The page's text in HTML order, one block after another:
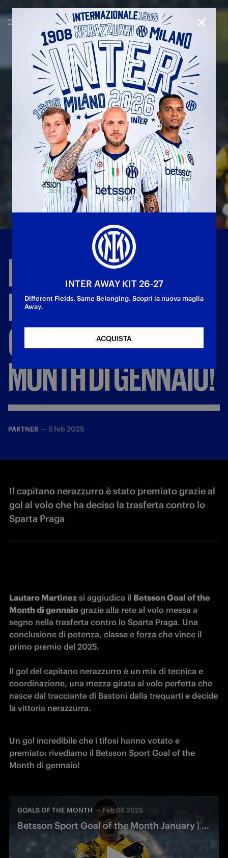
LAUTAROVINCE
BETSSONSPORT
GOALOFTHE
MONTHDIGENNAIO!
PARTNER — 5 feb 2025
Il capitano nerazzurro è stato premiato grazie al
gol al volo che ha deciso la trasferta contro lo
Sparta Praga
Lautaro Martinez si aggiudica il Betsson Goal of the
Month di gennaio grazie alla rete al volo messa a
segno nella trasferta contro lo Sparta Praga. Una
conclusione di potenza, classe e forza che vince il
primo premio del 2025.
Il gol del capitano nerazzurro è un mix di tecnica e
coordinazione, una mezza girata al volo perfetta che
nasce dal tracciante di Bastoni dalla trequarti e decide
la vittoria nerazzurra.
Un gol incredibile che i tifosi hanno votato e
premiato: rivediamo il Betsson Sport Goal of the
Month di gennaio!
GOALS OF THE MONTH Feb 05 2025
Betsson Sport Goal of the Month January | Lautaro Martinez
INTER AWAY KIT 26-27
Different Fields. Same Belonging. Scopri la nuova maglia
Away.
ACQUISTA